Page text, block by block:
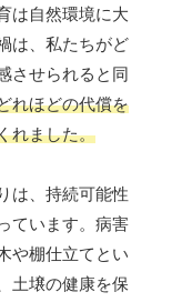
は自然環境に大
は、私たちがど
させられると同
れほどの代償を
れました。
は、持続可能性
ています。病害
や棚仕立てとい
土壌の健康を保